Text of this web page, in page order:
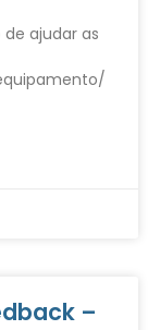
ajudar as
–